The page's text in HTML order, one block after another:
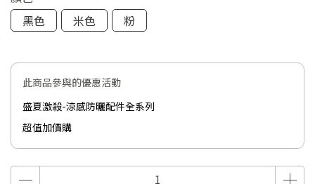
黑色
米色 粉
此商品參與的優惠活動
盛夏激殺-涼感防曬配件全系列
超值加價購